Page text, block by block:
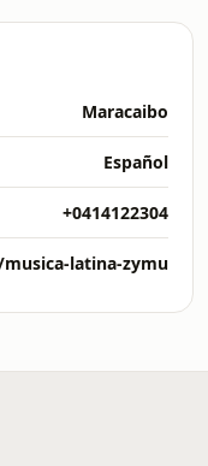
Maracaibo
Español
+0414122304
latina-zymu